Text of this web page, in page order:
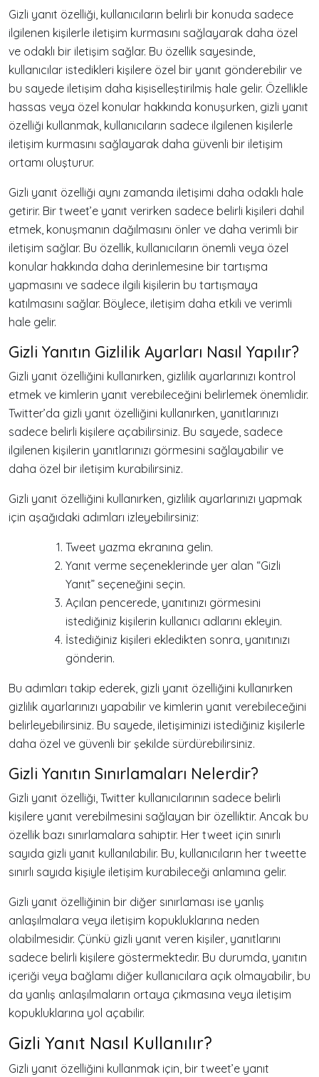
Gizli yanıt özelliği, kullanıcıların belirli bir konuda sadece
ilgilenen kişilerle iletişim kurmasını sağlayarak daha özel
ve odaklı bir iletişim sağlar. Bu özellik sayesinde,
kullanıcılar istedikleri kişilere özel bir yanıt gönderebilir ve
bu sayede iletişim daha kişiselleştirilmiş hale gelir. Özellikle
hassas veya özel konular hakkında konuşurken, gizli yanıt
özelliği kullanmak, kullanıcıların sadece ilgilenen kişilerle
iletişim kurmasını sağlayarak daha güvenli bir iletişim
ortamı oluşturur.
Gizli yanıt özelliği aynı zamanda iletişimi daha odaklı hale
getirir. Bir tweet’e yanıt verirken sadece belirli kişileri dahil
etmek, konuşmanın dağılmasını önler ve daha verimli bir
iletişim sağlar. Bu özellik, kullanıcıların önemli veya özel
konular hakkında daha derinlemesine bir tartışma
yapmasını ve sadece ilgili kişilerin bu tartışmaya
katılmasını sağlar. Böylece, iletişim daha etkili ve verimli
hale gelir.
Gizli Yanıtın Gizlilik Ayarları Nasıl Yapılır?
Gizli yanıt özelliğini kullanırken, gizlilik ayarlarınızı kontrol
etmek ve kimlerin yanıt verebileceğini belirlemek önemlidir.
Twitter’da gizli yanıt özelliğini kullanırken, yanıtlarınızı
sadece belirli kişilere açabilirsiniz. Bu sayede, sadece
ilgilenen kişilerin yanıtlarınızı görmesini sağlayabilir ve
daha özel bir iletişim kurabilirsiniz.
Gizli yanıt özelliğini kullanırken, gizlilik ayarlarınızı yapmak
için aşağıdaki adımları izleyebilirsiniz:
Tweet yazma ekranına gelin.
Yanıt verme seçeneklerinde yer alan “Gizli
Yanıt” seçeneğini seçin.
Açılan pencerede, yanıtınızı görmesini
istediğiniz kişilerin kullanıcı adlarını ekleyin.
İstediğiniz kişileri ekledikten sonra, yanıtınızı
gönderin.
Bu adımları takip ederek, gizli yanıt özelliğini kullanırken
gizlilik ayarlarınızı yapabilir ve kimlerin yanıt verebileceğini
belirleyebilirsiniz. Bu sayede, iletişiminizi istediğiniz kişilerle
daha özel ve güvenli bir şekilde sürdürebilirsiniz.
Gizli Yanıtın Sınırlamaları Nelerdir?
Gizli yanıt özelliği, Twitter kullanıcılarının sadece belirli
kişilere yanıt verebilmesini sağlayan bir özelliktir. Ancak bu
özellik bazı sınırlamalara sahiptir. Her tweet için sınırlı
sayıda gizli yanıt kullanılabilir. Bu, kullanıcıların her tweette
sınırlı sayıda kişiyle iletişim kurabileceği anlamına gelir.
Gizli yanıt özelliğinin bir diğer sınırlaması ise yanlış
anlaşılmalara veya iletişim kopukluklarına neden
olabilmesidir. Çünkü gizli yanıt veren kişiler, yanıtlarını
sadece belirli kişilere göstermektedir. Bu durumda, yanıtın
içeriği veya bağlamı diğer kullanıcılara açık olmayabilir, bu
da yanlış anlaşılmaların ortaya çıkmasına veya iletişim
kopukluklarına yol açabilir.
Gizli Yanıt Nasıl Kullanılır?
Gizli yanıt özelliğini kullanmak için, bir tweet’e yanıt